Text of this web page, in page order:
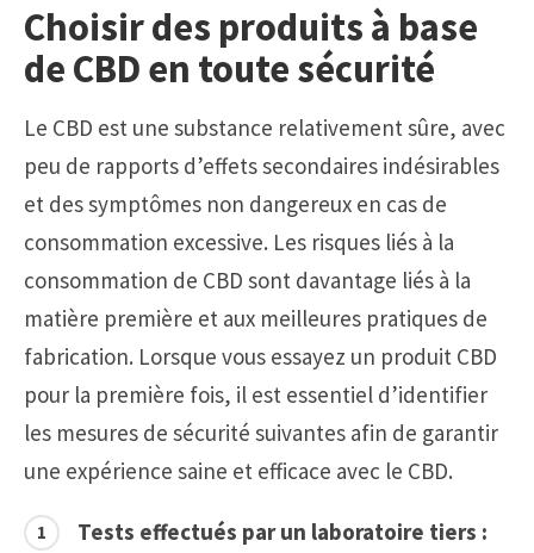
Choisir des produits à base
de CBD en toute sécurité
Le CBD est une substance relativement sûre, avec
peu de rapports d’effets secondaires indésirables
et des symptômes non dangereux en cas de
consommation excessive. Les risques liés à la
consommation de CBD sont davantage liés à la
matière première et aux meilleures pratiques de
fabrication. Lorsque vous essayez un produit CBD
pour la première fois, il est essentiel d’identifier
les mesures de sécurité suivantes afin de garantir
une expérience saine et efficace avec le CBD.
Tests effectués par un laboratoire tiers :